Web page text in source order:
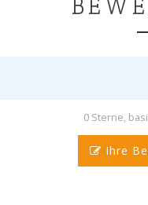
0 Sterne,
Ihre